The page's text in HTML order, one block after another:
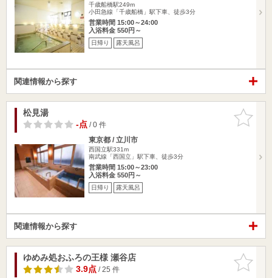
千歳船橋駅249m
小田急線「千歳船橋」駅下車、徒歩3分
営業時間 15:00～24:00
入浴料金 550円～
日帰り 露天風呂
関連情報から探す
お気に入
りに追加
松見湯
-点/ 0 件
東京都 / 立川市
西国立駅331m
南武線「西国立」駅下車、徒歩3分
営業時間 15:00～23:00
入浴料金 550円～
日帰り 露天風呂
関連情報から探す
お気に入
りに追加
ゆめみ処おふろの王様 瀬谷店
3.9点/ 25 件